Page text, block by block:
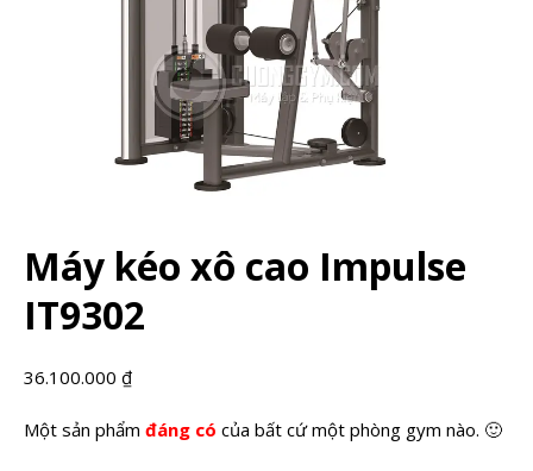
Máy kéo xô cao Impulse
IT9302
36.100.000 ₫
Một sản phẩm đáng có của bất cứ một phòng gym nào. 🙂